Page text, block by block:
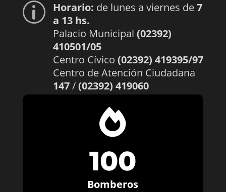
p Horario: de lunes a viernes de7
a 13 hs.
Palacio Municipal (02392)
410501/05
Centro Cívico (02392) 419395/97
Centro de Atención Ciudadana
147/(02392) 419060

100
Bomberos